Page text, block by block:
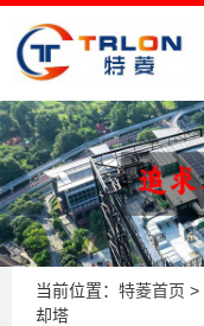
当前位置： 特菱首页 >
却塔